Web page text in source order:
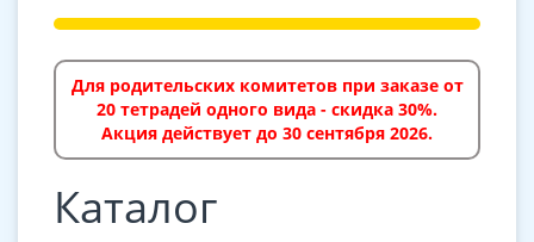
Для родительских комитетов при заказе от
20 тетрадей одного вида - скидка 30%.
Акция действует до 30 сентября 2026.
Каталог